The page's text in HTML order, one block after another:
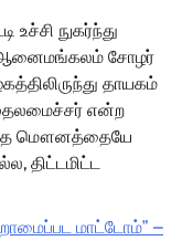
உச்சி நுகர்ந்து
ஆனைமங்கலம் சோழர்
தாயகம்
என்ற
மௌனத்தையே
திட்டமிட்ட
மாட்டோம்” –